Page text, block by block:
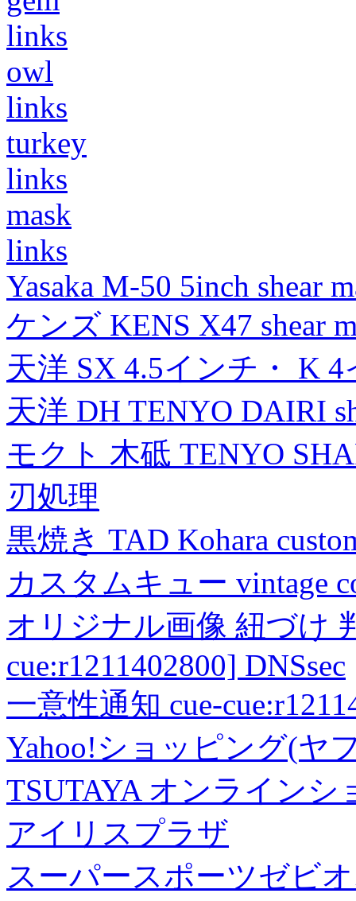
links
owl
links
turkey
links
mask
links
Yasaka M-50 5inch shear
ケンズ KENS X47 shear
天洋 SX 4.5インチ・ K
天洋 DH TENYO DAIRI
モクト 木砥 TENYO
刃処理
黒焼き TAD Kohara
カスタムキュー vintage
オリジナル画像 紐づけ
cue:r1211402800] DNSsec
一意性通知 cue-
Yahoo!ショッピング(ヤ
TSUTAYA オンラインシ
アイリスプラザ
スーパースポーツゼビ